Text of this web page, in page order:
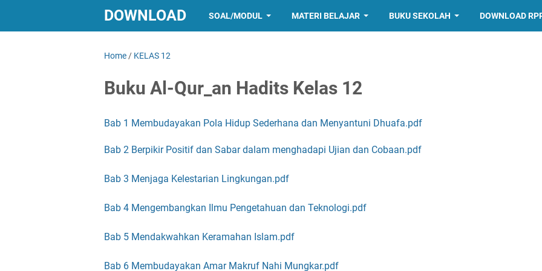
DOWNLOAD SOAL/MODUL MATERI BELAJAR BUKU SEKOLAH DOWNLOAD
Home / KELAS 12
Buku Al-Qur_an Hadits Kelas 12
Bab 1 Membudayakan Pola Hidup Sederhana dan Menyantuni Dhuafa.pdf
Bab 2 Berpikir Positif dan Sabar dalam menghadapi Ujian dan Cobaan.pdf
Bab 3 Menjaga Kelestarian Lingkungan.pdf
Bab 4 Mengembangkan Ilmu Pengetahuan dan Teknologi.pdf
Bab 5 Mendakwahkan Keramahan Islam.pdf
Bab 6 Membudayakan Amar Makruf Nahi Mungkar.pdf